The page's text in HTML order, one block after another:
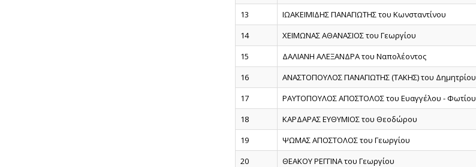
13
ΙΩΑΚΕΙΜΙΔΗΣ ΠΑΝΑΓΙΩΤΗΣ του Κωνσταντίνου
14
ΧΕΙΜΩΝΑΣ ΑΘΑΝΑΣΙΟΣ του Γεωργίου
15
ΔΑΛΙΑΝΗ ΑΛΕΞΑΝΔΡΑ του Ναπολέοντος
16
ΑΝΑΣΤΟΠΟΥΛΟΣ ΠΑΝΑΓΙΩΤΗΣ (ΤΑΚΗΣ) του Δημητρίου
17
ΡΑΥΤΟΠΟΥΛΟΣ ΑΠΟΣΤΟΛΟΣ του Ευαγγέλου - Φωτίου
18
ΚΑΡΔΑΡΑΣ ΕΥΘΥΜΙΟΣ του Θεοδώρου
19
ΨΩΜΑΣ ΑΠΟΣΤΟΛΟΣ του Γεωργίου
20
ΘΕΑΚΟΥ ΡΕΓΓΙΝΑ του Γεωργίου